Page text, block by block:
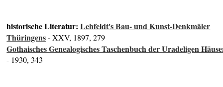
historische Literatur:Lehfeldt's Bau- und Kunst-Denkmäler
Thüringens- XXV, 1897, 279
Gothaisches Genealogisches Taschenbuch der Uradeligen
- 1930, 343